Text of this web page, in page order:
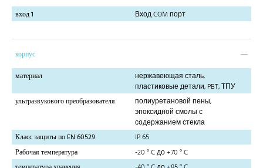
вход 1
Вход COM порт
корпус
материал
нержавеющая сталь,
пластиковые детали, PBT, ТПУ
ультразвукового преобразователя
полиуретановой пены,
эпоксидной смолы с
содержанием стекла
Класс защиты по EN 60529
IP 65
Рабочая температура
-20 ° C до +70 ° C